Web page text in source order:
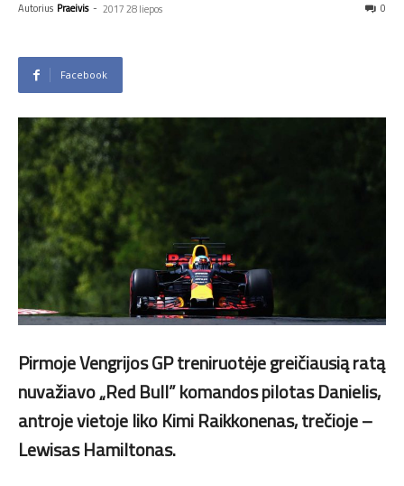
Autorius Praeivis - 2017 28 liepos 0
Facebook
Pirmoje Vengrijos GP treniruotėje greičiausią ratą
nuvažiavo „Red Bull” komandos pilotas Danielis,
antroje vietoje liko Kimi Raikkonenas, trečioje –
Lewisas Hamiltonas.